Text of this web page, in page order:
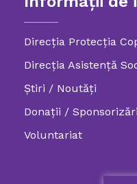
Direcția Protecția
Direcția Asistență
Știri / Noutăți
Donații / Sponsorizări
Voluntariat